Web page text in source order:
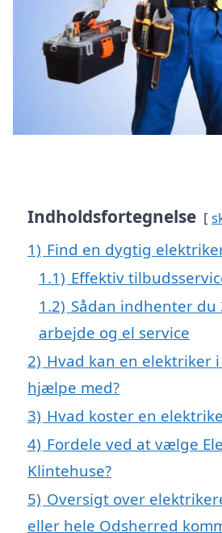
Indholdsfortegnelse
1) Find en dygtig
1.1) Effektiv
1.2) Sådan indhenter
arbejde og el service
2) Hvad kan en elektriker
hjælpe med?
3) Hvad koster en
4) Fordele ved at vælge
Klintehuse?
5) Oversigt over
eller hele Odsherred